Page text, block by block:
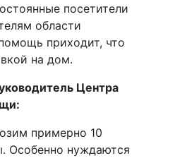
посетители
области
приходит, что
на дом.
Центра
примерно 10
Особенно нуждаются